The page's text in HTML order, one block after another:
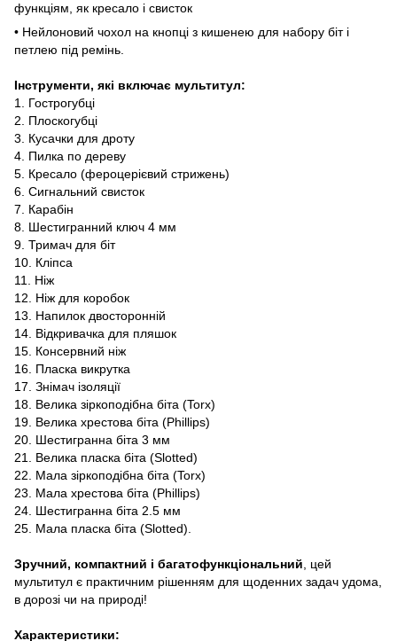
функціям, як кресало і свисток
• Нейлоновий чохол на кнопці з кишенею для набору біт і
петлею під ремінь.
Інструменти, які включає мультитул:
1. Гострогубці
2. Плоскогубці
3. Кусачки для дроту
4. Пилка по дереву
5. Кресало (фероцерієвий стрижень)
6. Сигнальний свисток
7. Карабін
8. Шестигранний ключ 4 мм
9. Тримач для біт
10. Кліпса
11. Ніж
12. Ніж для коробок
13. Напилок двосторонній
14. Відкривачка для пляшок
15. Консервний ніж
16. Пласка викрутка
17. Знімач ізоляції
18. Велика зіркоподібна біта (Torx)
19. Велика хрестова біта (Phillips)
20. Шестигранна біта 3 мм
21. Велика пласка біта (Slotted)
22. Мала зіркоподібна біта (Torx)
23. Мала хрестова біта (Phillips)
24. Шестигранна біта 2.5 мм
25. Мала пласка біта (Slotted).
Зручний, компактний і багатофункціональний , цей
мультитул є практичним рішенням для щоденних задач удома,
в дорозі чи на природі!
Характеристики: